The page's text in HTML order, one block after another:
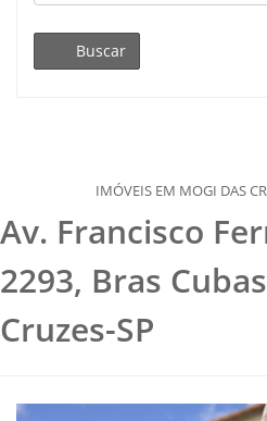
Buscar
MOGI DAS CRUZES E REGIÃO, DESDE
Av. Francisco
2293, Bras
Cruzes-SP